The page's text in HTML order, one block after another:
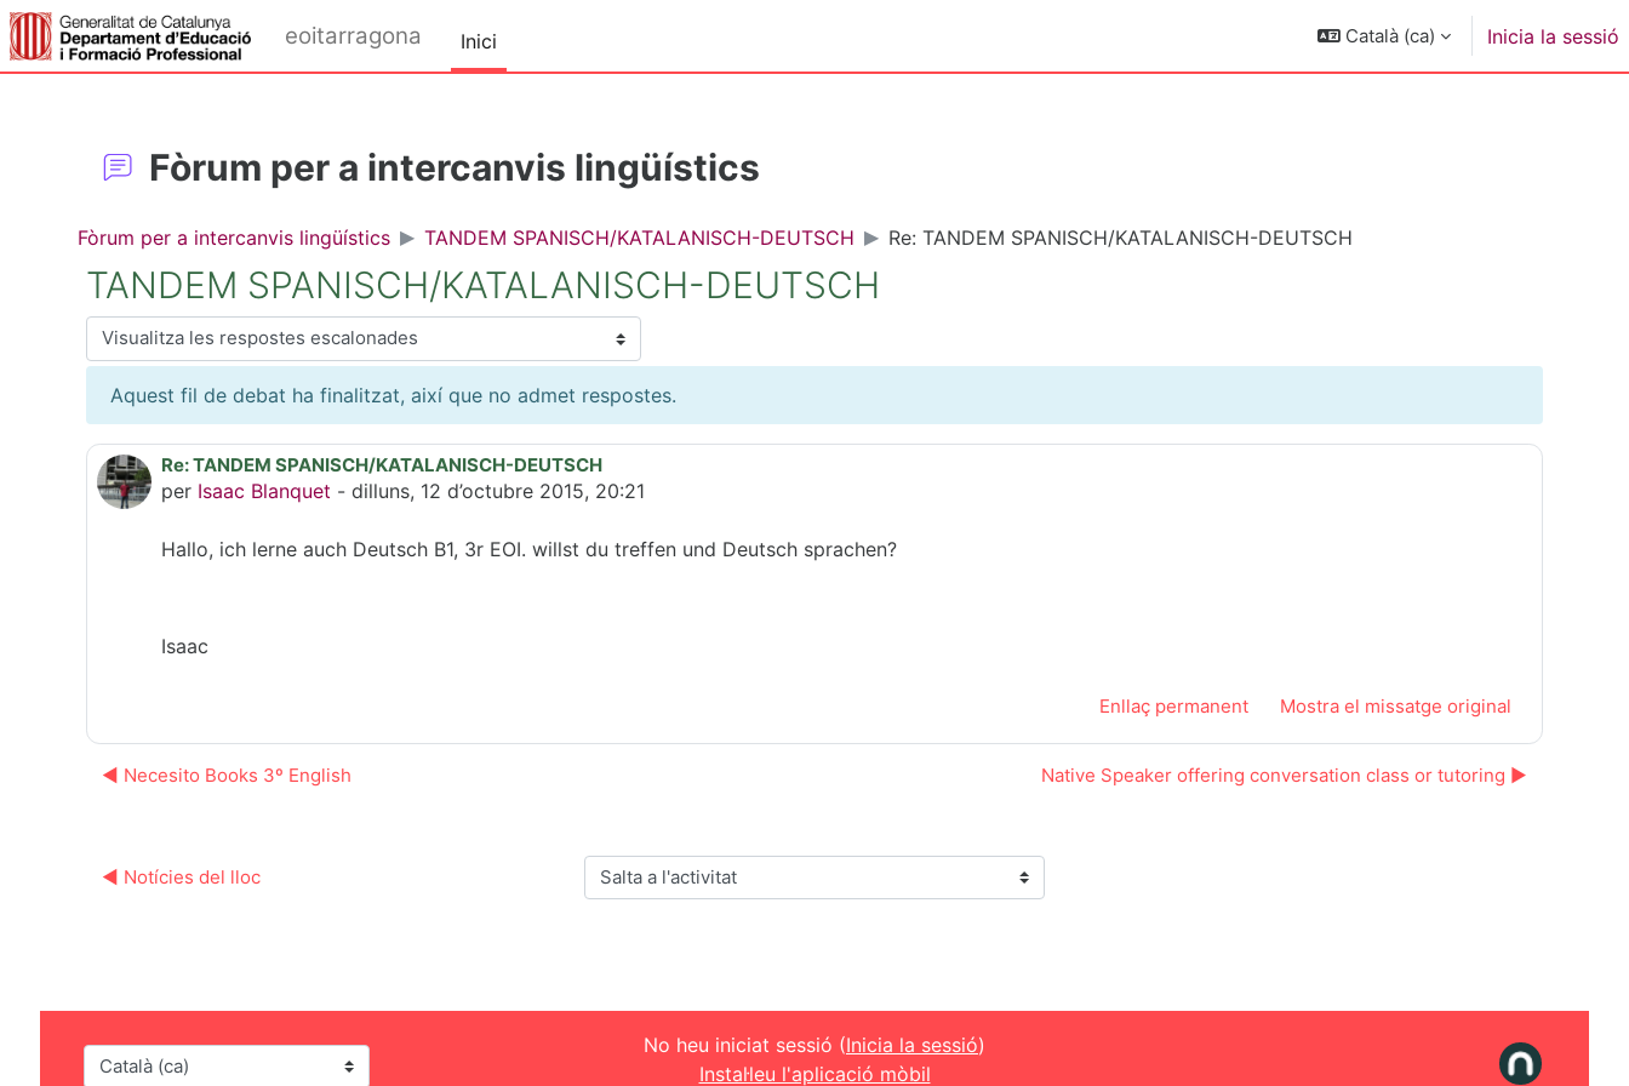
Ves al contingut principal
eoitarragona Inici Català ‎(ca)‎ Inicia la sessió
Fòrum per a intercanvis lingüístics
Fòrum per a intercanvis lingüístics TANDEM SPANISCH/KATALANISCH-DEUTSCH Re: TANDEM SPANISCH/KATALANISCH-DEUTSCH
TANDEM SPANISCH/KATALANISCH-DEUTSCH
Mode de visualització
Aquest fil de debat ha finalitzat, així que no admet respostes.
Re: TANDEM SPANISCH/KATALANISCH-DEUTSCH
per Isaac Blanquet - dilluns, 12 d’octubre 2015, 20:21
Nombre de respostes: 0
Hallo, ich lerne auch Deutsch B1, 3r EOI. willst du treffen und Deutsch sprachen?
Isaac
Enllaç permanent Mostra el missatge original
◀︎ Necesito Books 3º English Native Speaker offering conversation class or tutoring ▶︎
◀︎ Notícies del lloc
Salta a l'activitat
Idioma
No heu iniciat sessió (Inicia la sessió)
Instal·leu l'aplicació mòbil